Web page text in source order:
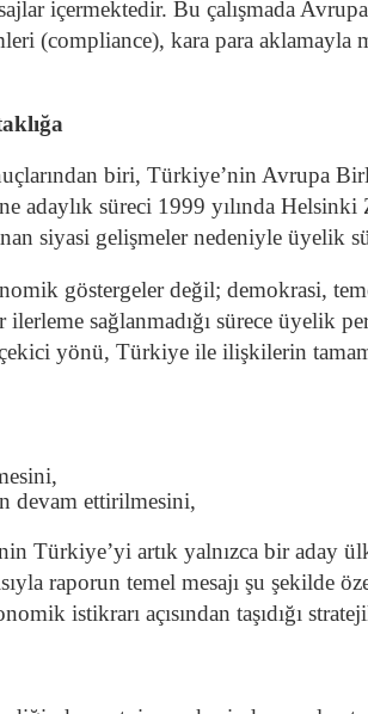
içermektedir. Bu çalışmada
(compliance), kara para aklamayla
biri, Türkiye’nin Avrupa
süreci 1999 yılında Helsinki
siyasi gelişmeler nedeniyle üyelik
göstergeler değil; demokrasi,
sağlanmadığı sürece üyelik
yönü, Türkiye ile ilişkilerin
devam ettirilmesini,
Türkiye’yi artık yalnızca bir aday
raporun temel mesajı şu
istikrarı açısından taşıdığı